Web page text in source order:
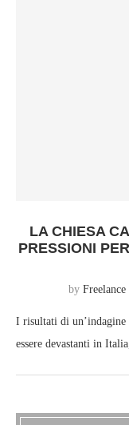
LA CHIESA
PRESSIONI
by Freelance
I risultati di un’indagine
essere devastanti in